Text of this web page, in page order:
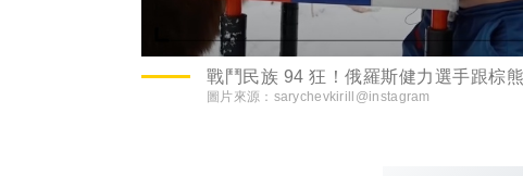
戰鬥民族 94 狂！俄羅斯健力選手跟棕
圖片來源： sarychevkirill@instagram